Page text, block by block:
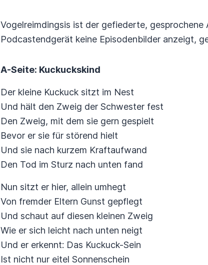
Vogelreimdingsis ist der gefiederte,
Podcastendgerät keine Episodenbilder anzeigt,
A-Seite: Kuckuckskind
Der kleine Kuckuck sitzt im Nest
Und hält den Zweig der Schwester fest
Den Zweig, mit dem sie gern gespielt
Bevor er sie für störend hielt
Und sie nach kurzem Kraftaufwand
Den Tod im Sturz nach unten fand
Nun sitzt er hier, allein umhegt
Von fremder Eltern Gunst gepflegt
Und schaut auf diesen kleinen Zweig
Wie er sich leicht nach unten neigt
Und er erkennt: Das Kuckuck-Sein
Ist nicht nur eitel Sonnenschein